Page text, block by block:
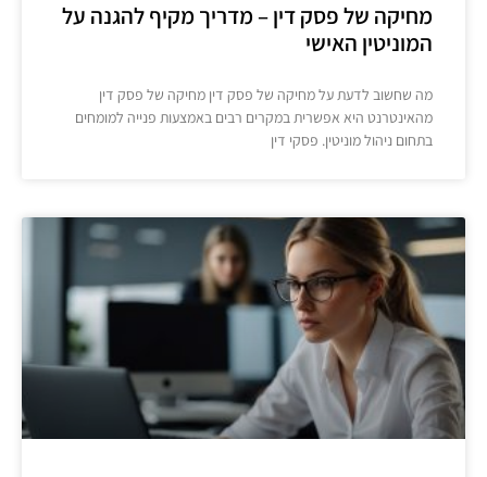
מחיקה של פסק דין – מדריך מקיף להגנה על
המוניטין האישי
מה שחשוב לדעת על מחיקה של פסק דין מחיקה של פסק דין
מהאינטרנט היא אפשרית במקרים רבים באמצעות פנייה למומחים
בתחום ניהול מוניטין. פסקי דין